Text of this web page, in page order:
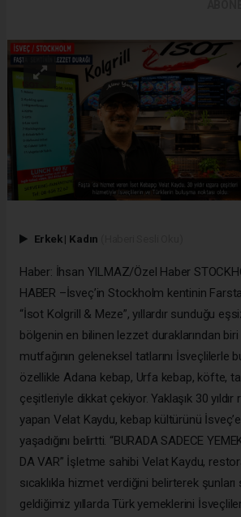
Erkek | Kadın
Haber: İhsan YILMAZ/Özel Haber
HABER –İsveç’in Stockholm kentinin
“İsot Kolgrill & Meze”, yıllardır sunduğu
bölgenin en bilinen lezzet duraklarından
mutfağının geleneksel tatlarını İsveçlilerle
özellikle Adana kebap, Urfa kebap, köfte,
çeşitleriyle dikkat çekiyor. Yaklaşık 30
yapan Velat Kaydu, kebap kültürünü
yaşadığını belirtti. “BURADA SADECE
DA VAR” İşletme sahibi Velat Kaydu,
sıcaklıkla hizmet verdiğini belirterek şunları
geldiğimiz yıllarda Türk yemeklerini